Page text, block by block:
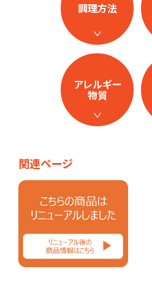
調理方法
アレルギー
物質
関連ページ